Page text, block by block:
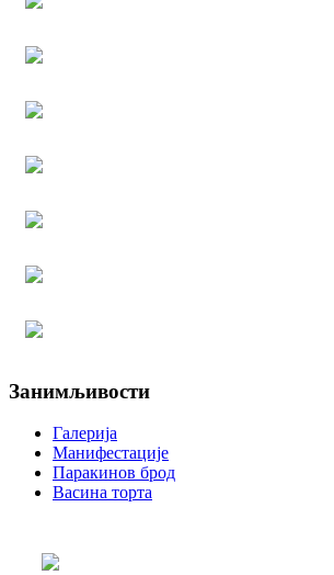
Занимљивости
Галерија
Манифестације
Паракинов брод
Васина торта